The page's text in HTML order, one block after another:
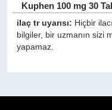
Kuphen 100 mg 30
ilaç tr uyarısı: Hiçbir
bilgiler, bir uzmanın sizi
yapamaz.